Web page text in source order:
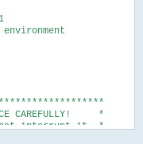
CAREFULLY! *
interrupt it. *